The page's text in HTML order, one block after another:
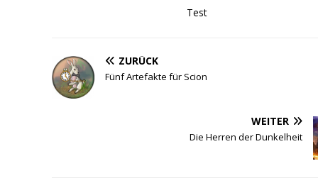
Test
ZURÜCK
Fünf Artefakte für Scion
WEITER
Die Herren der Dunkelheit